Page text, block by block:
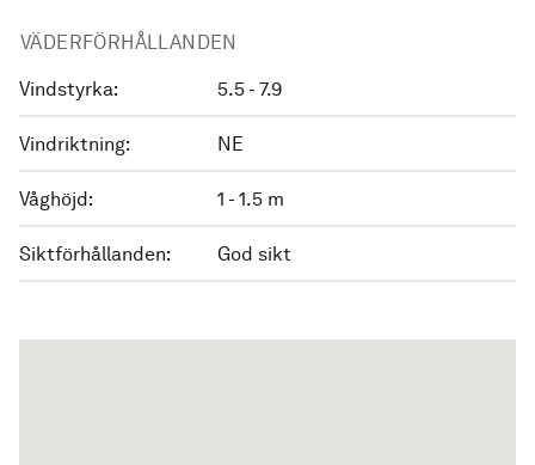
VÄDERFÖRHÅLLANDEN
Vindstyrka: 5.5 - 7.9
Vindriktning: NE
Våghöjd: 1 - 1.5 m
Siktförhållanden: God sikt